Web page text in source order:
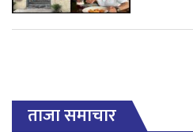
ताजा समाचार